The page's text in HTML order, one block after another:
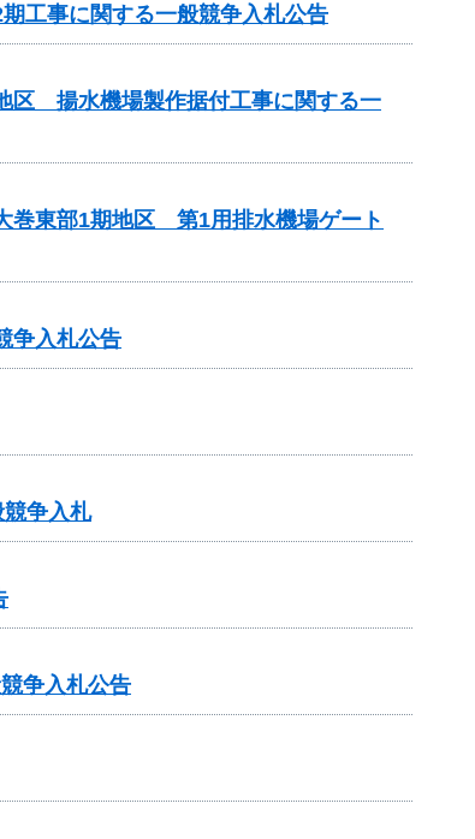
工事に関する一般競争入札公告
区 揚水機場製作据付工事に関する一
巻東部1期地区 第1用排水機場ゲート
争入札公告
争入札
争入札公告